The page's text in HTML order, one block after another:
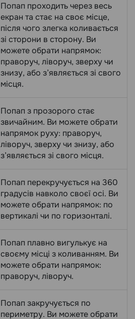
Попап проходить через весь
екран та стає на своє місце,
після чого злегка коливається
зі сторони в сторону. Ви
можете обрати напрямок:
праворуч, ліворуч, зверху чи
знизу, або з’являється зі свого
місця.
Попап з прозорого стає
звичайним. Ви можете обрати
напрямок руху: праворуч,
ліворуч, зверху чи знизу, або
з’являється зі свого місця.
Попап перекручується на 360
градусів навколо своєї осі. Ви
можете обрати напрямок: по
вертикалі чи по горизонталі.
Попап плавно вигулькує на
своєму місці з коливанням. Ви
можете обрати напрямок:
праворуч, ліворуч.
Попап закручується по
периметру. Ви можете обрати